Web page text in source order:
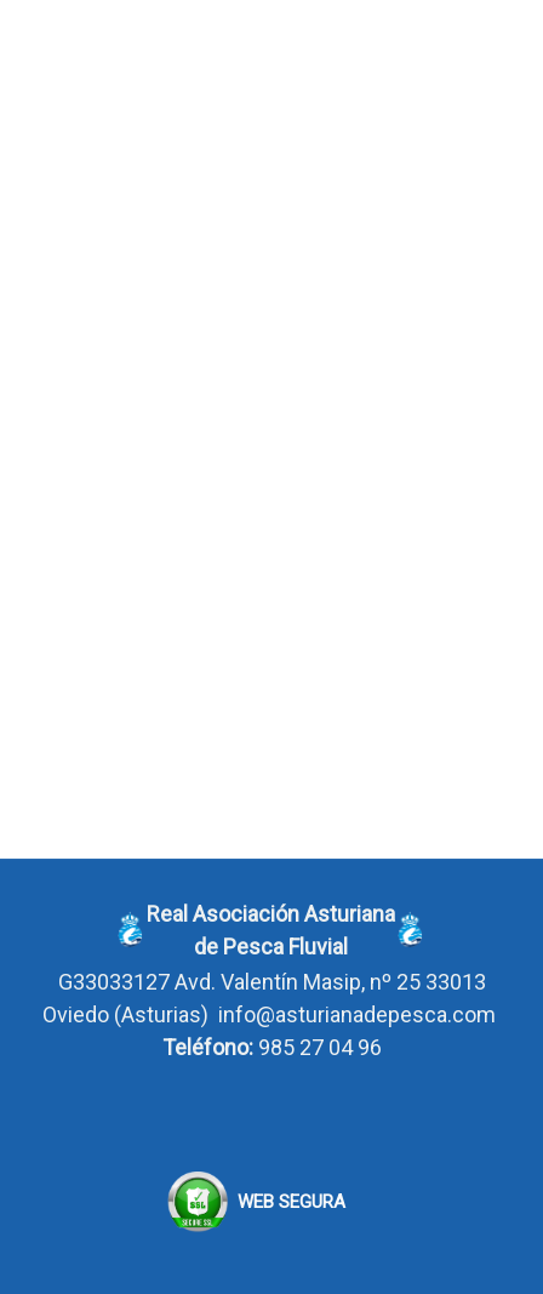
Real Asociación Asturiana
de Pesca Fluvial
G33033127Avd. Valentín Masip, nº 25 33013
Oviedo (Asturias) info@asturianadepesca.com
Teléfono:985 27 04 96
WEB SEGURA